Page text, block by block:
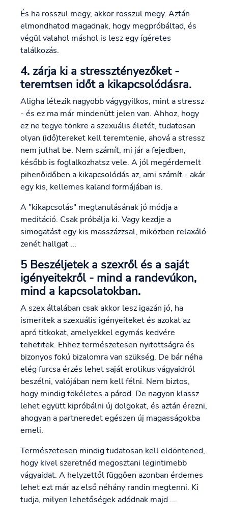
És ha rosszul megy, akkor rosszul megy. Aztán
elmondhatod magadnak, hogy megpróbáltad, és
végül valahol máshol is lesz egy ígéretes
találkozás.
4. zárja ki a stressztényezőket -
teremtsen időt a kikapcsolódásra.
Aligha létezik nagyobb vágygyilkos, mint a stressz
- és ez ma már mindenütt jelen van. Ahhoz, hogy
ez ne tegye tönkre a szexuális életét, tudatosan
olyan (idő)tereket kell teremtenie, ahová a stressz
nem juthat be. Nem számít, mi jár a fejedben,
később is foglalkozhatsz vele. A jól megérdemelt
pihenőidőben a kikapcsolódás az, ami számít - akár
egy kis, kellemes kaland formájában is.
A "kikapcsolás" megtanulásának jó módja a
meditáció. Csak próbálja ki. Vagy kezdje a
simogatást egy kis masszázzsal, miközben relaxáló
zenét hallgat ...
5 Beszéljetek a szexről és a saját
igényeitekről - mind a randevúkon,
mind a kapcsolatokban.
A szex általában csak akkor lesz igazán jó, ha
ismeritek a szexuális igényeiteket és azokat az
apró titkokat, amelyekkel egymás kedvére
tehetitek. Ehhez természetesen nyitottságra és
bizonyos fokú bizalomra van szükség. De bár néha
elég furcsa érzés lehet saját erotikus vágyaidról
beszélni, valójában nem kell félni. Nem biztos,
hogy mindig tökéletes a párod. De nagyon klassz
lehet együtt kipróbálni új dolgokat, és aztán érezni,
ahogyan a partneredet egészen új magasságokba
emeli.
Természetesen mindig tudatosan kell eldöntened,
hogy kivel szeretnéd megosztani legintimebb
vágyaidat. A helyzettől függően azonban érdemes
lehet ezt már az első néhány randin megtenni. Ki
tudja, milyen lehetőségek adódnak majd ...